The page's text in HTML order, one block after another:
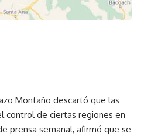
Montaño descartó que las
control de ciertas regiones en
prensa semanal, afirmó que se